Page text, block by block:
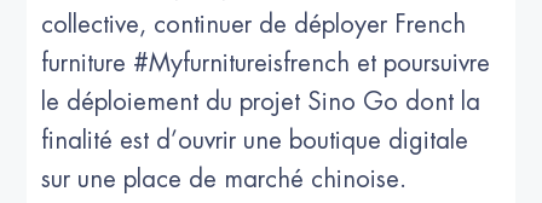
collective, continuer de déployer French
furniture #Myfurnitureisfrench et poursuivre
le déploiement du projet Sino Go dont la
finalité est d’ouvrir une boutique digitale
sur une place de marché chinoise.